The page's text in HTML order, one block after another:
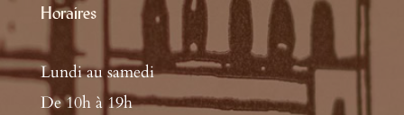
Horaires
Lundi au samedi
De 10h à 19h